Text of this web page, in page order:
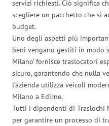
servizi richiesti. Ciò significa
scegliere un pacchetto che si
budget.
Uno degli aspetti più
beni vengano gestiti in modo
Milano’ fornisce traslocatori
sicuro, garantendo che nulla
l’azienda utilizza veicoli
Milano a Edirne.
Tutti i dipendenti di Traslochi
per garantire un processo di